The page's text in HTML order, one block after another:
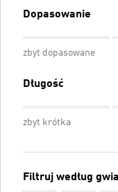
Dopasowanie
zbyt dopasowane
Długość
zbyt krótka
Filtruj według